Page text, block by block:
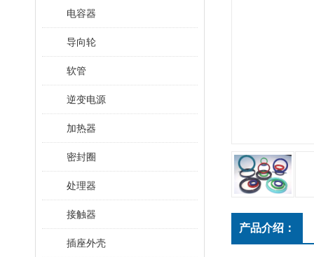
电容器
导向轮
软管
逆变电源
加热器
密封圈
处理器
接触器
插座外壳
产品介绍：